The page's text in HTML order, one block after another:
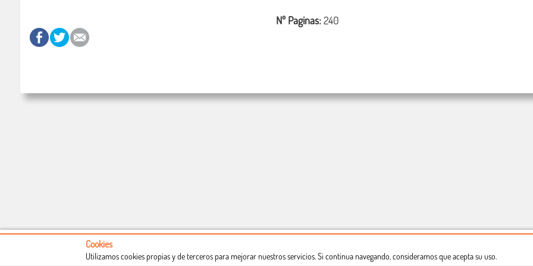
Nº Paginas:240
Condiciones de uso Proceso de compra Dónde estamos Política privacidad Derecho a desistimiento
Cookies
Utilizamos cookies propias y de terceros para mejorar nuestros servicios. Si continua navegando, consideramos que acepta su uso.